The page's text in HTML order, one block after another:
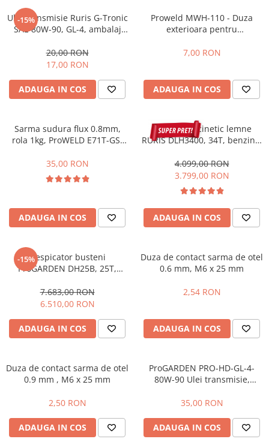
Ochelari si viziere de protectie
Echipamente platforma cu
Acumulatori si incarcatoare
Ciocane rotopercutoare cu
Drujbe/fierastraie electrice cu lant
acumulator Detoolz FLEXI POWER
Detoolz FLEXI POWER
Fierastraie pendulare orizontale cu
Fierastraie pendulare verticale
("soricel") cu acumulator Detoolz
Masini de gaurit si insurubat cu
acumulator Detoolz FLEXI POWER
Pistoale de vopsit cu acumulator
Detoolz FLEXI POWER
Polizoare unghiulare cu
acumulator Detoolz FLEXI POWER
Slefuitoare cu acumulator Detoolz
Generatoare electrice
Accesorii generatoare
Automatizari generatoare
Generatoare de uz general
Generatoare digitale
-15%
Ulei transmisie Ruris G-Tronic
SAE 80W-90, GL-4, ambalaj
20,00 RON
17,00 RON
ADAUGA IN COS
Proweld MWH-110 - Duza
exterioara pentru
7,00 RON
ADAUGA IN COS
Sarma sudura flux 0.8mm,
rola 1kg, ProWELD E71T-GS,
35,00 RON
ADAUGA IN COS
Despicator cinetic lemne
RURIS DLH3400, 34T, benzina,
4.099,00 RON
3.799,00 RON
ADAUGA IN COS
-15%Despicator busteni
ProGARDEN DH25B, 25T,
500mm + ulei hidraulic
Mannol si ulei motor
7.683,00 RON
6.510,00 RON
ADAUGA IN COS
Duza de contact sarma de otel
0.6 mm, M6 x 25 mm
2,54 RON
ADAUGA IN COS
Duza de contact sarma de otel
0.9 mm , M6 x 25 mm
2,50 RON
ADAUGA IN COS
ProGARDEN PRO-HD-GL-4-
80W-90 Ulei transmisie,
35,00 RON
ADAUGA IN COS